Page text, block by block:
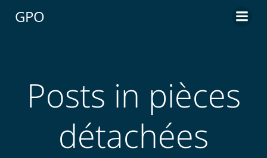
GPO
Posts in pièces
détachées